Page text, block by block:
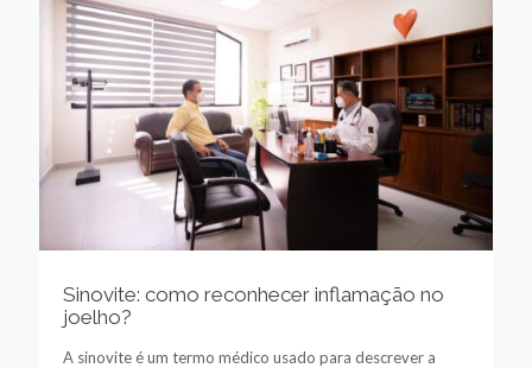
Sinovite: como reconhecer inflamação no
joelho?
A sinovite é um termo médico usado para descrever a